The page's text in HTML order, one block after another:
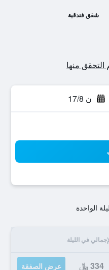
شقق فندقية
ن 17/8
الواحدة
في الليلة
334 ﷼ عرض الصفقة